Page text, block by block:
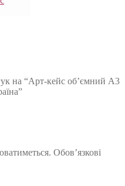
на “Арт-кейс об’ємний А3
Обов’язкові